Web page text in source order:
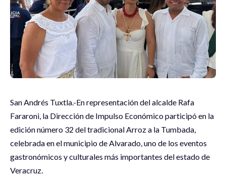
San Andrés Tuxtla.-En representación del alcalde Rafa
Fararoni, la Dirección de Impulso Económico participó en la
edición número 32 del tradicional Arroz a la Tumbada,
celebrada en el municipio de Alvarado, uno de los eventos
gastronómicos y culturales más importantes del estado de
Veracruz.